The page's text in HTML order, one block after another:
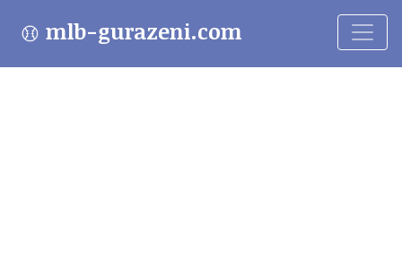
mlb-gurazeni.com